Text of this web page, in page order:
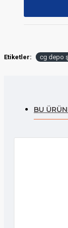
Etiketler: cg depo
BU